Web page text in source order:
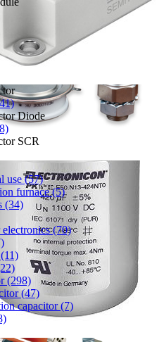
Diode
SCR
use (57)
furnace (5)
(34)
(70)
(298)
(47)
capacitor (7)